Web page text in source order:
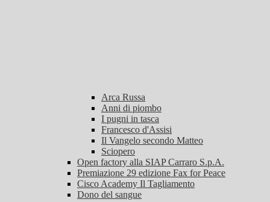
Arca Russa
Anni di piombo
I pugni in tasca
Francesco d'Assisi
Il Vangelo secondo Matteo
Sciopero
Open factory alla SIAP Carraro S.p.A.
Premiazione 29 edizione Fax for Peace
Cisco Academy Il Tagliamento
Dono del sangue